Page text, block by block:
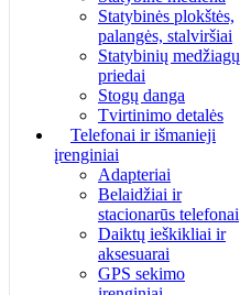
Statybinės plokštės,
palangės, stalviršiai
Statybinių medžiagų
priedai
Stogų danga
Tvirtinimo detalės
Telefonai ir išmanieji
įrenginiai
Adapteriai
Belaidžiai ir
stacionarūs telefonai
Daiktų ieškikliai ir
aksesuarai
GPS sekimo